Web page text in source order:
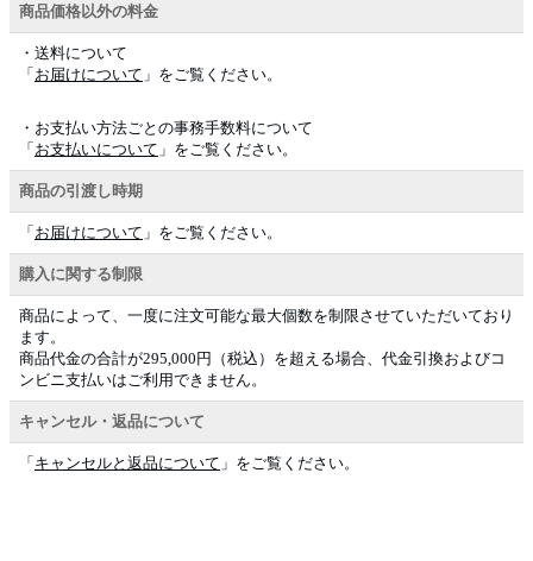
商品価格以外の料金
・送料について
「 お届けについて 」をご覧ください。
・お支払い方法ごとの事務手数料について
「 お支払いについて 」をご覧ください。
商品の引渡し時期
「 お届けについて 」をご覧ください。
購入に関する制限
商品によって、一度に注文可能な最大個数を制限させていただいており
ます。
商品代金の合計が295,000円（税込）を超える場合、代金引換およびコ
ンビニ支払いはご利用できません。
キャンセル・返品について
「 キャンセルと返品について 」をご覧ください。